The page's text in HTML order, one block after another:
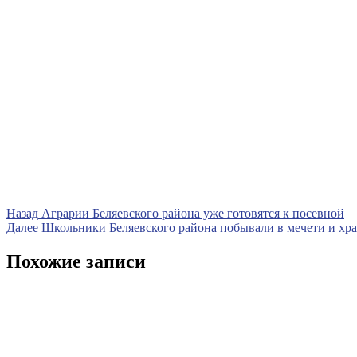
Навигация
по
записям
Назад Предыдущая
запись
Аграрии Беляевского района уже готовятся к посевной
Далее Следующая
Школьники Беляевского района побывали в мечети и
Похожие записи